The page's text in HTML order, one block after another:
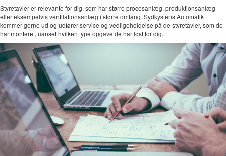
Styretavler er relevante for dig, som har større procesanlæg, produktionsanlæg
eller eksempelvis ventilationsanlæg i større omfang. Sydkystens Automatik
kommer gerne ud og udfører service og vedligeholdelse på de styretavler, som de
har monteret, uanset hvilken type opgave de har løst for dig.